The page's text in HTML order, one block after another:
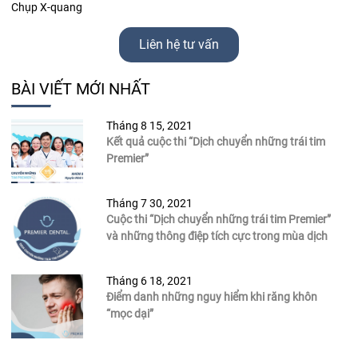
Chụp X-quang
Liên hệ tư vấn
BÀI VIẾT MỚI NHẤT
Tháng 8 15, 2021
Kết quả cuộc thi “Dịch chuyển những trái tim
Premier”
Tháng 7 30, 2021
Cuộc thi “Dịch chuyển những trái tim Premier”
và những thông điệp tích cực trong mùa dịch
Tháng 6 18, 2021
Điểm danh những nguy hiểm khi răng khôn
“mọc dại”